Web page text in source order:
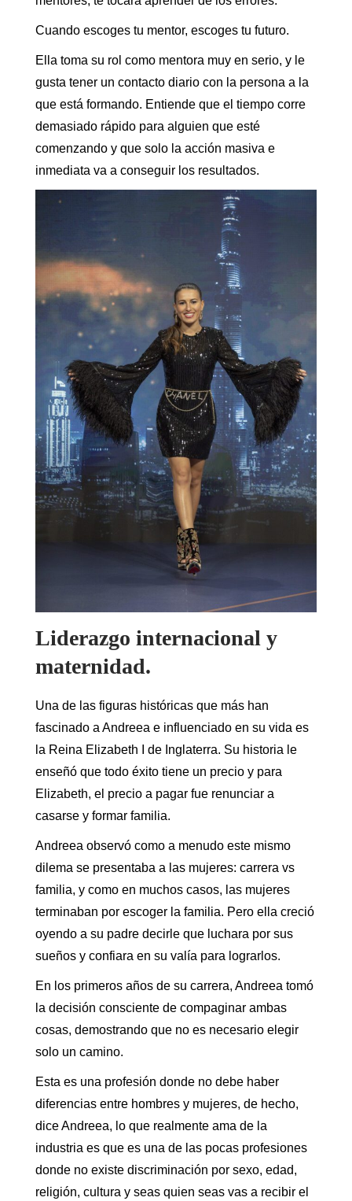
Cuando escoges tu mentor, escoges tu futuro.
Ella toma su rol como mentora muy en serio, y le
gusta tener un contacto diario con la persona a la
que está formando. Entiende que el tiempo corre
demasiado rápido para alguien que esté
comenzando y que solo la acción masiva e
inmediata va a conseguir los resultados.
Liderazgo internacional y
maternidad.
Una de las figuras históricas que más han
fascinado a Andreea e influenciado en su vida es
la Reina Elizabeth I de Inglaterra. Su historia le
enseñó que todo éxito tiene un precio y para
Elizabeth, el precio a pagar fue renunciar a
casarse y formar familia.
Andreea observó como a menudo este mismo
dilema se presentaba a las mujeres: carrera vs
familia, y como en muchos casos, las mujeres
terminaban por escoger la familia. Pero ella creció
oyendo a su padre decirle que luchara por sus
sueños y confiara en su valía para lograrlos.
En los primeros años de su carrera, Andreea tomó
la decisión consciente de compaginar ambas
cosas, demostrando que no es necesario elegir
solo un camino.
Esta es una profesión donde no debe haber
diferencias entre hombres y mujeres, de hecho,
dice Andreea, lo que realmente ama de la
industria es que es una de las pocas profesiones
donde no existe discriminación por sexo, edad,
religión, cultura y seas quien seas vas a recibir el